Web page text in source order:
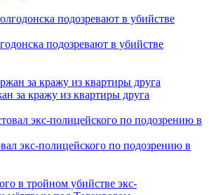
подозревают в убийстве
за кражу из квартиры друга
экс-полицейского по подозрению в